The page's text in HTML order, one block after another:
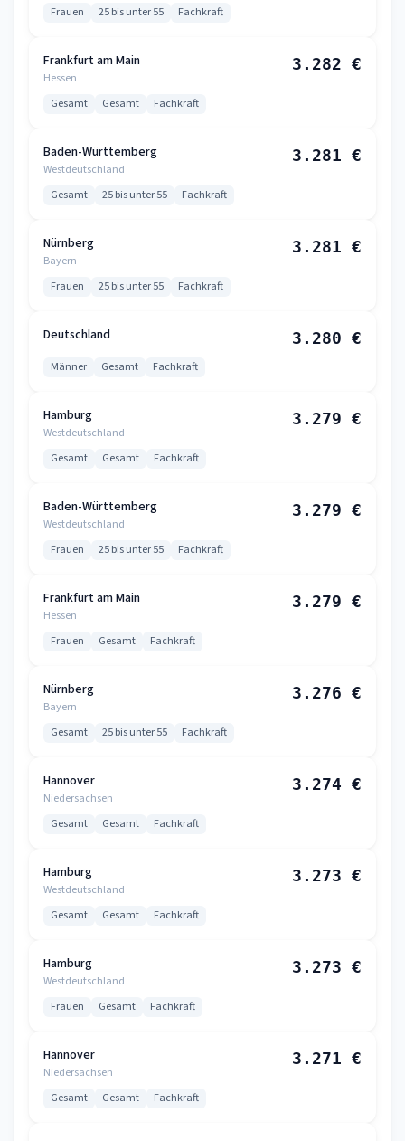
Frauen 25 bis unter 55 Fachkraft
Frankfurt am Main
Hessen
3.282 €
Gesamt Gesamt Fachkraft
Baden-Württemberg
Westdeutschland
3.281 €
Gesamt 25 bis unter 55 Fachkraft
Nürnberg
Bayern
3.281 €
Frauen 25 bis unter 55 Fachkraft
Deutschland 3.280 €
Männer Gesamt Fachkraft
Hamburg
Westdeutschland
3.279 €
Gesamt Gesamt Fachkraft
Baden-Württemberg
Westdeutschland
3.279 €
Frauen 25 bis unter 55 Fachkraft
Frankfurt am Main
Hessen
3.279 €
Frauen Gesamt Fachkraft
Nürnberg
Bayern
3.276 €
Gesamt 25 bis unter 55 Fachkraft
Hannover
Niedersachsen
3.274 €
Gesamt Gesamt Fachkraft
Hamburg
Westdeutschland
3.273 €
Gesamt Gesamt Fachkraft
Hamburg
Westdeutschland
3.273 €
Frauen Gesamt Fachkraft
Hannover
Niedersachsen
3.271 €
Gesamt Gesamt Fachkraft